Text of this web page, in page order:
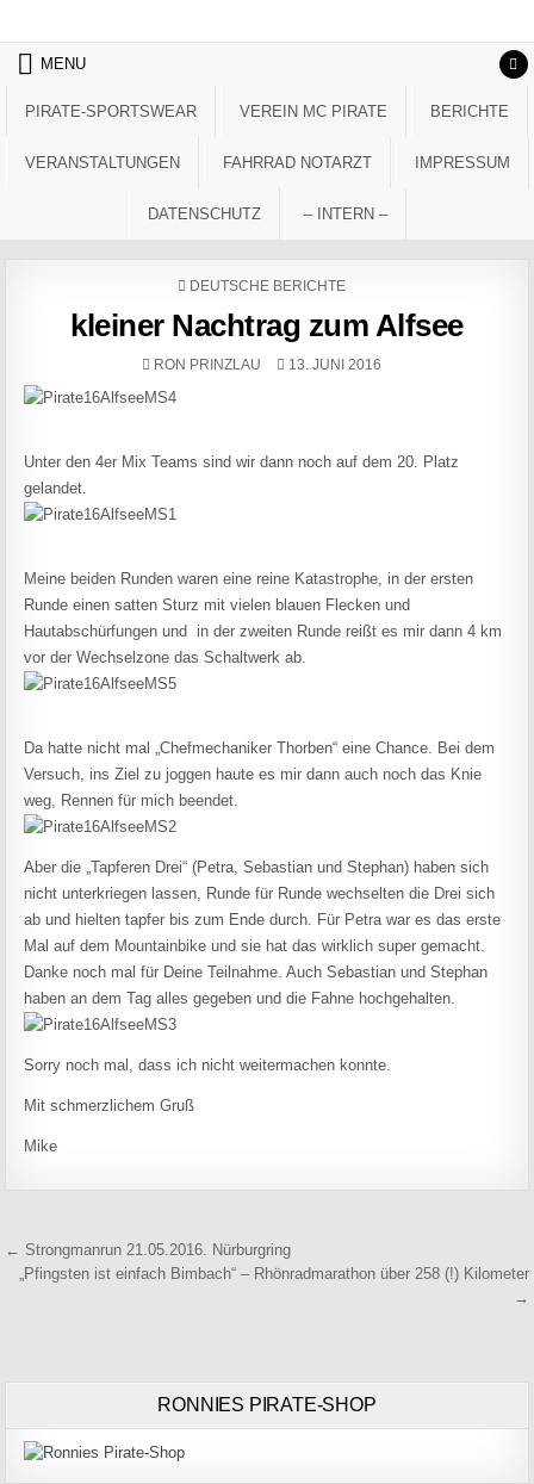
MENU
PIRATE-SPORTSWEAR VEREIN MC PIRATE BERICHTE
VERANSTALTUNGEN FAHRRAD NOTARZT IMPRESSUM
DATENSCHUTZ – INTERN –
POSTED IN
DEUTSCHE BERICHTE
kleiner Nachtrag zum Alfsee
AUTHOR:
RON PRINZLAU PUBLISHED DATE:
13. JUNI 2016
Unter den 4er Mix Teams sind wir dann noch auf dem 20. Platz
gelandet.
Meine beiden Runden waren eine reine Katastrophe, in der ersten
Runde einen satten Sturz mit vielen blauen Flecken und
Hautabschürfungen und in der zweiten Runde reißt es mir dann 4 km
vor der Wechselzone das Schaltwerk ab.
Da hatte nicht mal „Chefmechaniker Thorben“ eine Chance. Bei dem
Versuch, ins Ziel zu joggen haute es mir dann auch noch das Knie
weg, Rennen für mich beendet.
Aber die „Tapferen Drei“ (Petra, Sebastian und Stephan) haben sich
nicht unterkriegen lassen, Runde für Runde wechselten die Drei sich
ab und hielten tapfer bis zum Ende durch. Für Petra war es das erste
Mal auf dem Mountainbike und sie hat das wirklich super gemacht.
Danke noch mal für Deine Teilnahme. Auch Sebastian und Stephan
haben an dem Tag alles gegeben und die Fahne hochgehalten.
Sorry noch mal, dass ich nicht weitermachen konnte.
Mit schmerzlichem Gruß
Mike
Beitragsnavigation
← Strongmanrun 21.05.2016. Nürburgring
„Pfingsten ist einfach Bimbach“ – Rhönradmarathon über 258 (!) Kilometer
→
RONNIES PIRATE-SHOP